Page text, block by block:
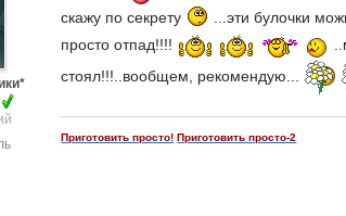
скажу по секрету
...эти булочки
просто отпад!!!!
стоял!!!..вообщем, рекомендую...
Приготовить просто! Приготовить просто-2